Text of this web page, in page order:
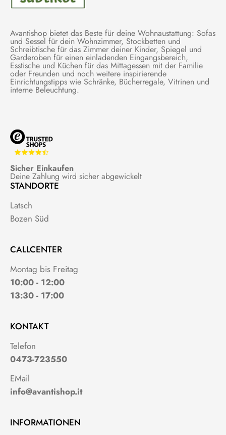
Avantishop bietet das Beste für deine Wohnaustattung: Sofas
und Sessel für dein Wohnzimmer, Stockbetten und
Schreibtische für das Zimmer deiner Kinder, Spiegel und
Garderoben für einen einladenden Eingangsbereich,
Esstische und Küchen für das Mittagessen mit der Familie
oder Freunden und noch weitere inspirierende
Einrichtungstipps wie Schränke, Bücherregale, Vitrinen und
interne Beleuchtung.
Sicher Einkaufen
Deine Zahlung wird sicher abgewickelt
STANDORTE
Latsch
Bozen Süd
CALLCENTER
Montag bis Freitag
10:00 - 12:00
13:30 - 17:00
KONTAKT
Telefon
0473-723550
EMail
info@avantishop.it
INFORMATIONEN